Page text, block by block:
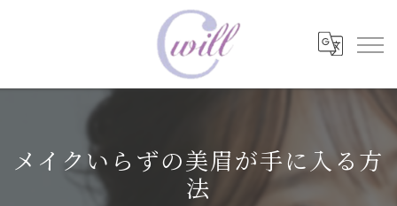
メイクいらずの美眉が手に入る方
法